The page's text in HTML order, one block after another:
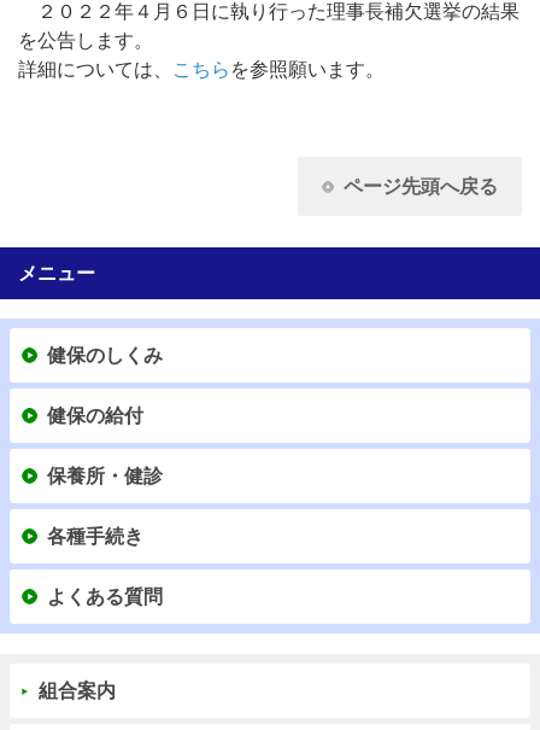
２０２２年４月６日に執り行った理事長補欠選挙の結果
を公告します。
詳細については、
こちら を参照願います。
ページ先頭へ戻る
メニュー
健保のしくみ
健保の給付
保養所・健診
各種手続き
よくある質問
組合案内